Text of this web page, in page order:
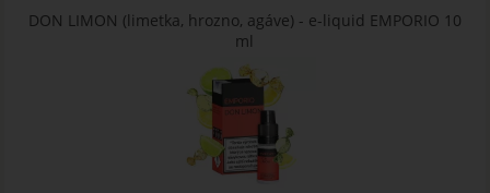
DON LIMON (limetka, hrozno, agáve) - e-liquid EMPORIO 10
ml